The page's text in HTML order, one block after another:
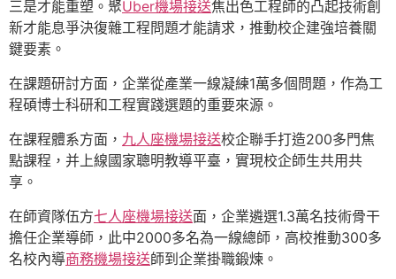
三是才能重塑。聚Uber機場接送焦出色工程師的凸起技術創
新才能息爭決復雜工程問題才能請求，推動校企建強培養關
鍵要素。
在課題研討方面，企業從產業一線凝練1萬多個問題，作為工
程碩博士科研和工程實踐選題的重要來源。
在課程體系方面， 九人座機場接送校企聯手打造200多門焦
點課程，并上線國家聰明教導平臺，實現校企師生共用共
享。
在師資隊伍方七人座機場接送面，企業遴選1.3萬名技術骨干
擔任企業導師，此中2000多名為一線總師，高校推動300多
名校內導商務機場接送師到企業掛職鍛煉。